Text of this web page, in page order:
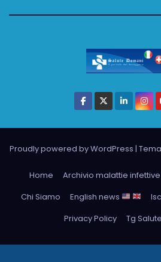
Proudly powered by WordPress |
Home Archivio malattie infettive
Chi Siamo
English news
Privacy Policy
Tg